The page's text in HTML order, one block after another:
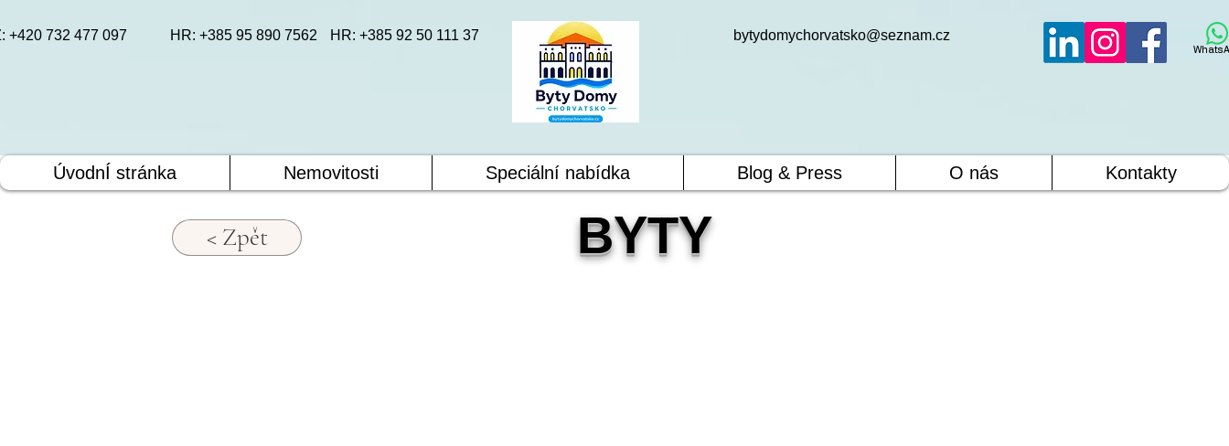
+420 732 477 097 HR: +385 95 890 7562 HR: +385 92 50 111 37 bytydomychorvatsko@seznam.cz
ÚvodnÍ stránka Nemovitosti Speciální nabídka Blog & Press O nás Kontakty
< Zpět BYTY